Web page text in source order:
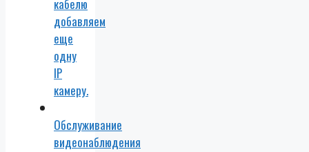
кабелю
добавляем
еще
одну
IP
камеру.
Обслуживание
видеонаблюдения